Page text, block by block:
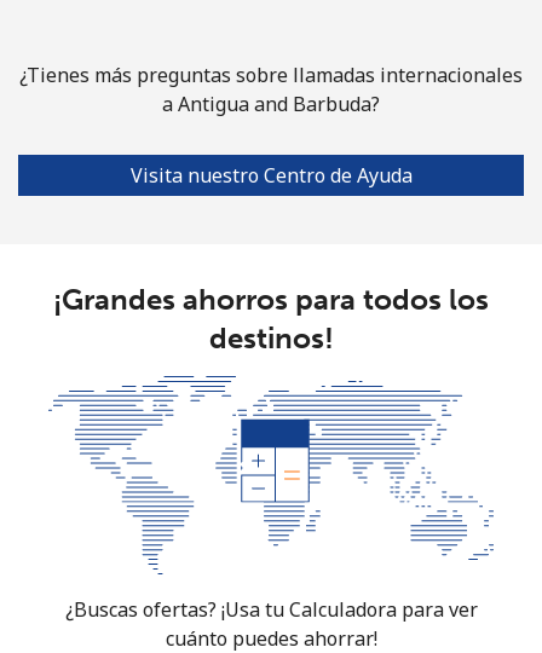
¿Tienes más preguntas sobre llamadas internacionales
a Antigua and Barbuda?
Visita nuestro Centro de Ayuda
¡Grandes ahorros para todos los
destinos!
¿Buscas ofertas? ¡Usa tu Calculadora para ver
cuánto puedes ahorrar!